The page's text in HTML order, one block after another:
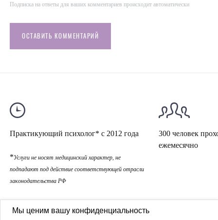
Подписка на ответы для ваших комментариев происходит автоматически
ОСТАВИТЬ КОММЕНТАРИЙ
Практикующий психолог* с 2012 года
*Услуги не носят медицинский характер, не
подпадают под действие соответствующей отрасли
законодательства РФ
300 человек
ежемесячно
Мы ценим вашу конфиденциальность